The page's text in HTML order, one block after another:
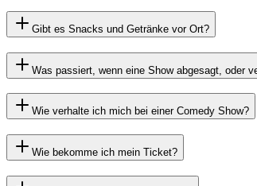
Gibt es Snacks und Getränke vor Ort?
Was passiert, wenn eine Show abgesagt, oder
Wie verhalte ich mich bei einer Comedy Show?
Wie bekomme ich mein Ticket?